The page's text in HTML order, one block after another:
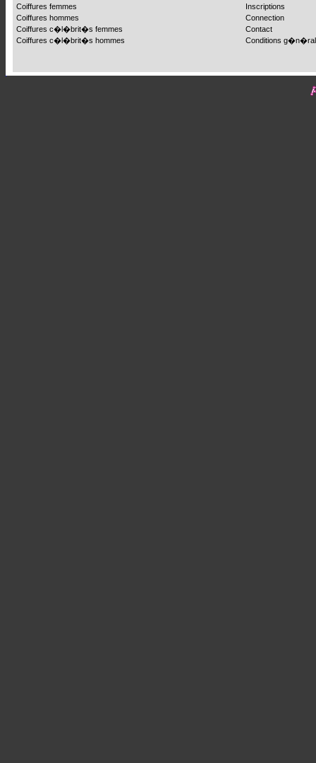
Coiffures femmes
Coiffures hommes
Coiffures c�l�brit�s femmes
Coiffures c�l�brit�s hommes
Inscriptions
Connection
Contact
Conditions